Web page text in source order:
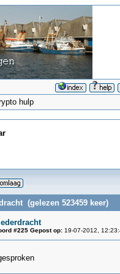
hulp
(gelezen 523459 keer)
#225 Gepost op: 19-07-2012,